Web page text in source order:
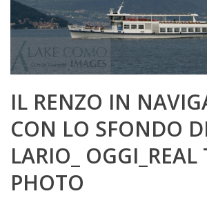
IL RENZO IN
CON LO SFONDO
LARIO_ OGGI_REAL
PHOTO